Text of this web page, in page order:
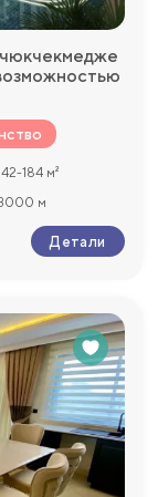
42-184 м²
м
Детали